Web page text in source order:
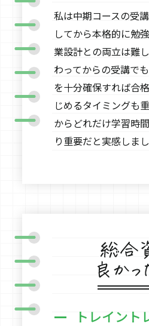
私は中期コースの受
してから本格的に勉
業設計との両立は難
わってからの受講で
を十分確保すれば合
じめるタイミングも
からどれだけ学習時
り重要だと実感しまし
トレイント